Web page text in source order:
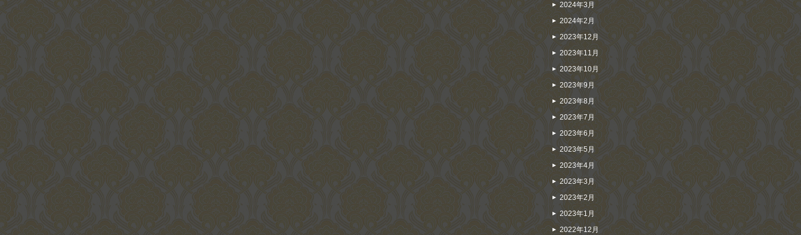
2024年3月
2024年2月
2023年12月
2023年11月
2023年10月
2023年9月
2023年8月
2023年7月
2023年6月
2023年5月
2023年4月
2023年3月
2023年2月
2023年1月
2022年12月